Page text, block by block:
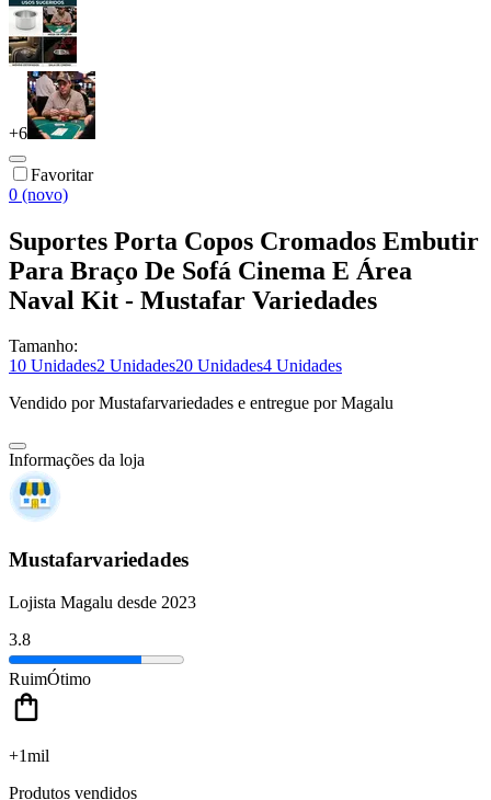
+6
Favoritar
0 (novo)
Suportes Porta Copos Cromados Embutir
Para Braço De Sofá Cinema E Área
Naval Kit - Mustafar Variedades
Tamanho:
10 Unidades2 Unidades20 Unidades4 Unidades
Vendido porMustafarvariedades e entregue por Magalu
Informações da loja
Mustafarvariedades
Lojista Magalu desde 2023
3.8
RuimÓtimo
+1mil
Produtos vendidos